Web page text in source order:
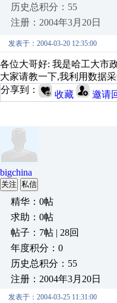
历史总积分：55
注册：2004年3月20日
发表于：2004-03-20 12:35:00
各位大哥好: 我是哈工大市
大家请教一下,我利用数据
分享到：
收藏 邀请
bigchina
关注 私信
精华：0帖
求助：0帖
帖子：7帖 | 28回
年度积分：0
历史总积分：55
注册：2004年3月20日
发表于：2004-03-25 11:31:00